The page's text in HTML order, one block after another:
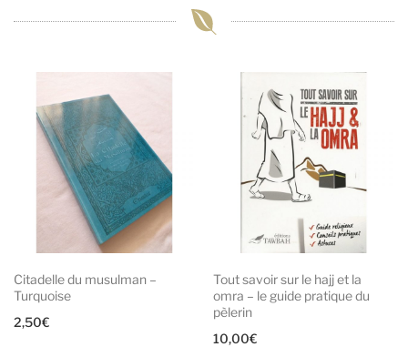
Citadelle du musulman –
Turquoise
2,50€
Tout savoir sur le hajj et la
omra – le guide pratique du
pèlerin
10,00€